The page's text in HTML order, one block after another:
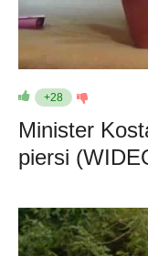
+28
Minister
piersi